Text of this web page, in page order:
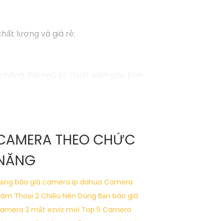
lượng và giá rẻ:
của mình.
sửa đổi nào khác, đừng ngần ngại để lại
THEO CHỨC
báo giá camera ip dahua Camera
Thoại 2 Chiều Nên Dùng Bản báo giá
2 mắt ezviz mới Top 5 Camera